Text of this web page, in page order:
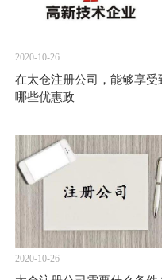
2020-10-26
在太仓注册公司，能够享受
哪些优惠政
2020-10-26